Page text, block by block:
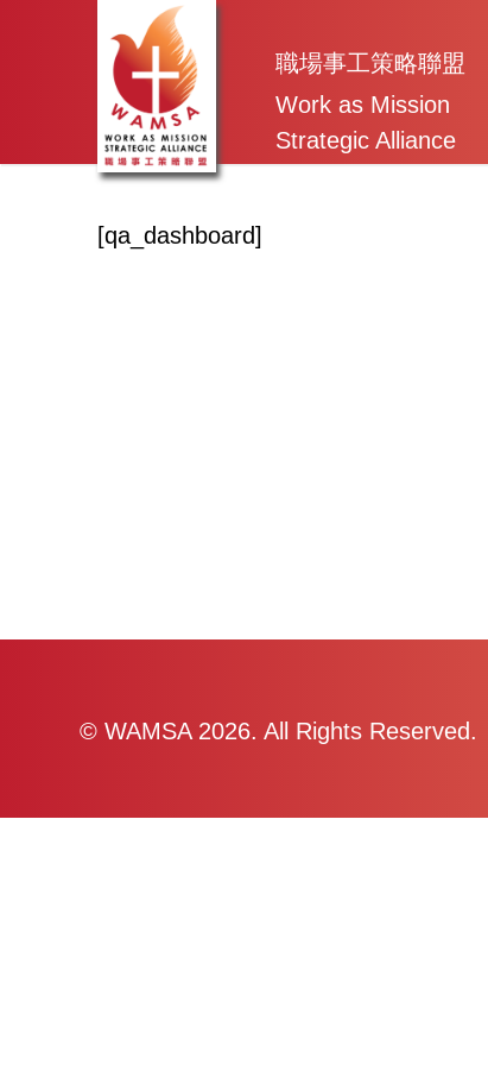
職場事工策略聯盟
Work as Mission
Strategic Alliance
[qa_dashboard]
© WAMSA 2026. All Rights Reserved.